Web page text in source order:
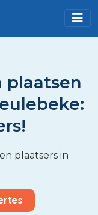
plaatsen
plaatsers in